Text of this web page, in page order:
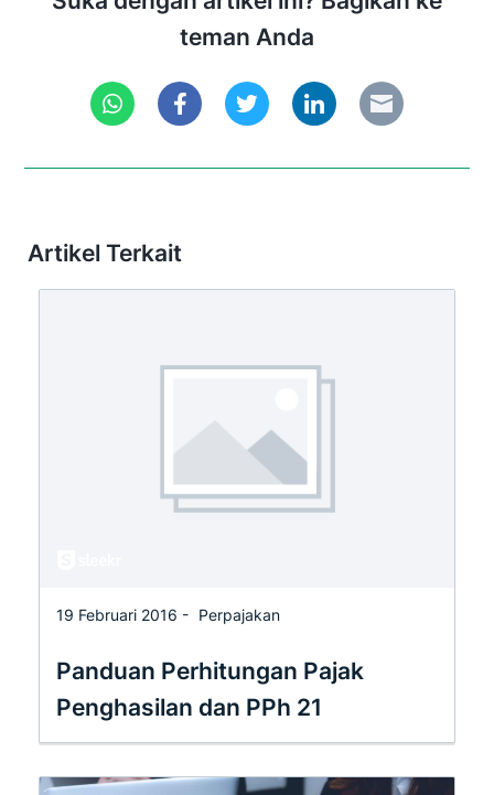
teman Anda
Artikel Terkait
19 Februari 2016 - Perpajakan
Panduan Perhitungan Pajak
Penghasilan dan PPh 21